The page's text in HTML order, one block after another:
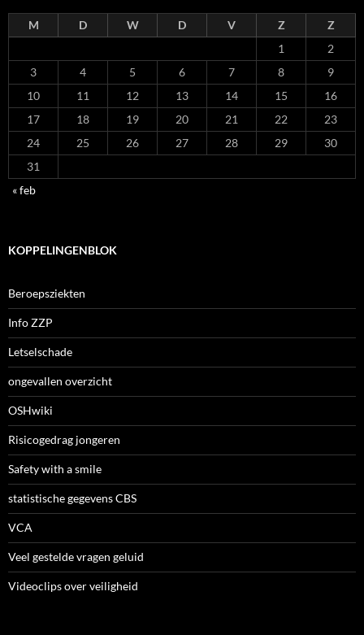
M D W D V Z
Z
1
2
3
4 5 6 7 8
9
10
11 12 13 14 15
16
17
18 19 20 21 22
23
24
25 26 27 28 29
30
31
« feb
KOPPELINGENBLOK
Beroepsziekten
Info ZZP
Letselschade
ongevallen overzicht
OSHwiki
Risicogedrag jongeren
Safety with a smile
statistische gegevens CBS
VCA
Veel gestelde vragen geluid
Videoclips over veiligheid